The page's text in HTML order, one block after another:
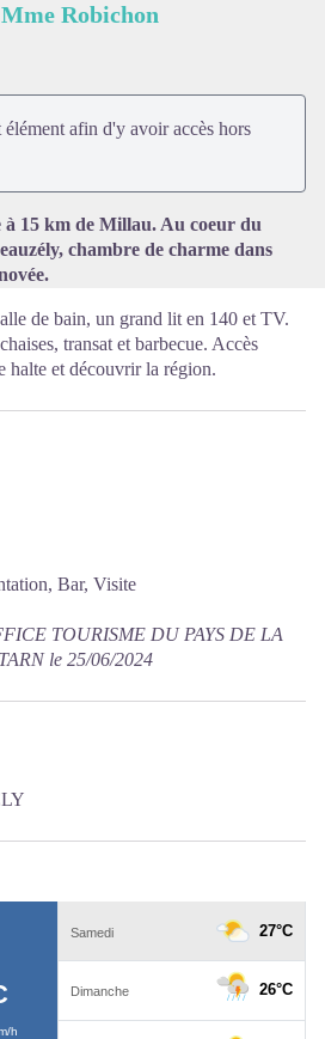
Voir l'image en plein écran
Robichon
élément afin d'y avoir accès hors
15 km de Millau. Au coeur du
chambre de charme dans
de bain, un grand lit en 140 et TV.
transat et barbecue. Accès
et découvrir la région.
Bar, Visite
TOURISME DU PAYS DE LA
le 25/06/2024